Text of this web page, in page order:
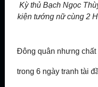
Kỳ thủ Bạch Ngọc
kiện tướng nữ cùng 2
Đông quân nhưng
trong 6 ngày tranh tài